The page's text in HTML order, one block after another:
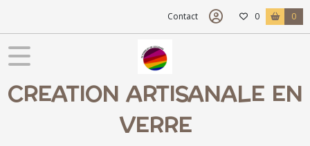
Contact 0 0
CREATION ARTISANALE EN
VERRE